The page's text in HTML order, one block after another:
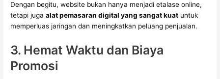
Dengan begitu, website bukan hanya menjadi etalase online,
tetapi jugaalat pemasaran digital yang sangat kuat untuk
memperluas jaringan dan meningkatkan peluang penjualan.
3. Hemat Waktu dan Biaya
Promosi